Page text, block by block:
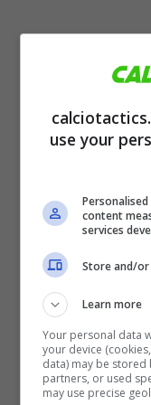
La Vecchia
vantaggio
Djaló
nerazzurra, il
anticipare i
assicurarsi il
use your
content
services
Store and/
Learn more
Your personal data
your device
data) may be stored
partners, or used
may use precise